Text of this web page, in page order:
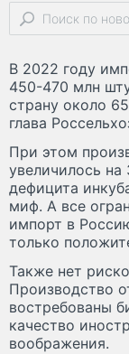
В 2022 году
450-470 млн
страну около
глава
При этом
увеличилось
дефицита
миф. А все
импорт в
только
Также нет
Производство
востребованы
качество
воображения.